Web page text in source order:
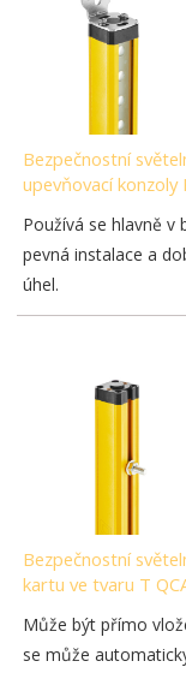
Bezpečnostní
upevňovací konzoly
Používá se hlavně v
pevná instalace a
úhel.
Bezpečnostní
kartu ve tvaru T
Může být přímo
se může